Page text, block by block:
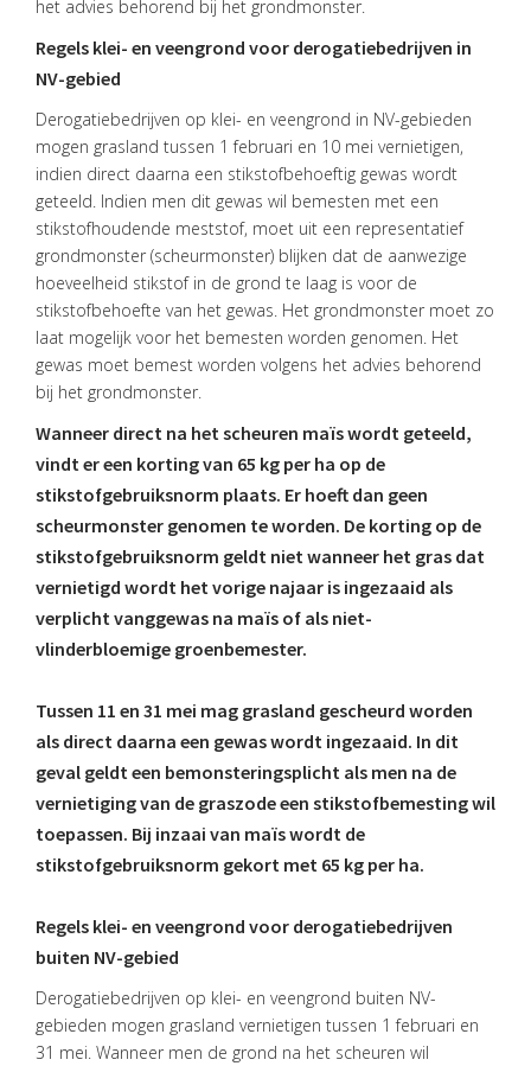
VACATURES
CONTACT
het advies behorend bij het grondmonster.
Regels klei- en veengrond voor derogatiebedrijven in
NV-gebied
Derogatiebedrijven op klei- en veengrond in NV-gebieden
mogen grasland tussen 1 februari en 10 mei vernietigen,
indien direct daarna een stikstofbehoeftig gewas wordt
geteeld. Indien men dit gewas wil bemesten met een
stikstofhoudende meststof, moet uit een representatief
grondmonster (scheurmonster) blijken dat de aanwezige
hoeveelheid stikstof in de grond te laag is voor de
stikstofbehoefte van het gewas. Het grondmonster moet zo
laat mogelijk voor het bemesten worden genomen. Het
gewas moet bemest worden volgens het advies behorend
bij het grondmonster.
Wanneer direct na het scheuren maïs wordt geteeld,
vindt er een korting van 65 kg per ha op de
stikstofgebruiksnorm plaats. Er hoeft dan geen
scheurmonster genomen te worden. De korting op de
stikstofgebruiksnorm geldt niet wanneer het gras dat
vernietigd wordt het vorige najaar is ingezaaid als
verplicht vanggewas na maïs of als niet-
vlinderbloemige groenbemester.
Tussen 11 en 31 mei mag grasland gescheurd worden
als direct daarna een gewas wordt ingezaaid. In dit
geval geldt een bemonsteringsplicht als men na de
vernietiging van de graszode een stikstofbemesting wil
toepassen. Bij inzaai van maïs wordt de
stikstofgebruiksnorm gekort met 65 kg per ha.
Regels klei- en veengrond voor derogatiebedrijven
buiten NV-gebied
Derogatiebedrijven op klei- en veengrond buiten NV-
gebieden mogen grasland vernietigen tussen 1 februari en
31 mei. Wanneer men de grond na het scheuren wil